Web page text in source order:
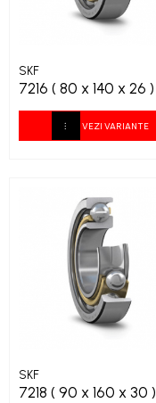
SKF
7216 ( 80 x 140 x 26 )
VEZI VARIANTE
SKF
7218 ( 90 x 160 x 30 )